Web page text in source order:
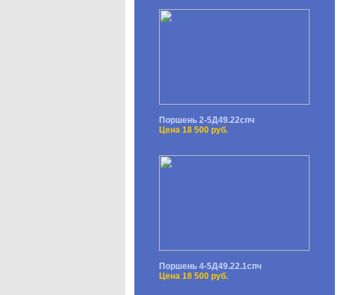
Поршень 2-5Д49.22спч
Цена 18 500 руб.
Поршень 4-5Д49.22.1спч
Цена 18 500 руб.